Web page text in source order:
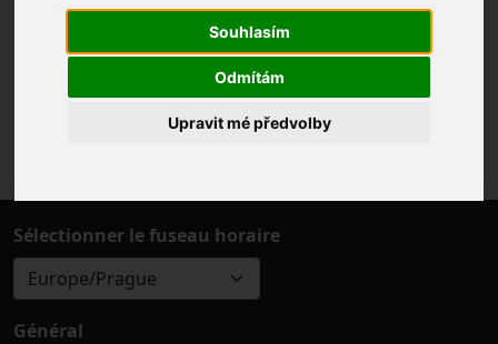
Souhlasím
Odmítám
Upravit mé předvolby
Estádio José Alvalade, Lisbon
(Portugal)
Primeira Liga
L'événement a déjà eu lieu. Cependant, vous pouvez
Sélectionner le fuseau horaire
Europe/Prague
Général